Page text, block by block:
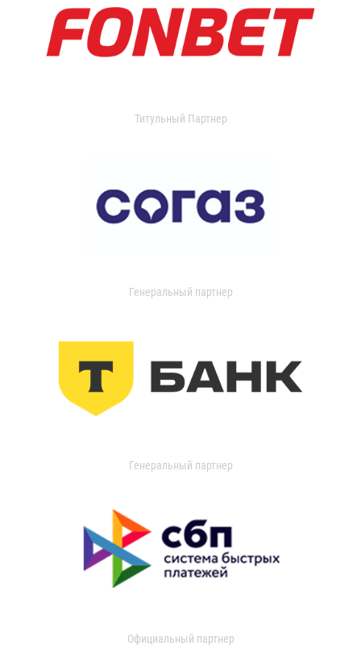
Титульный Партнер
Генеральный партнер
Генеральный партнер
Официальный партнер